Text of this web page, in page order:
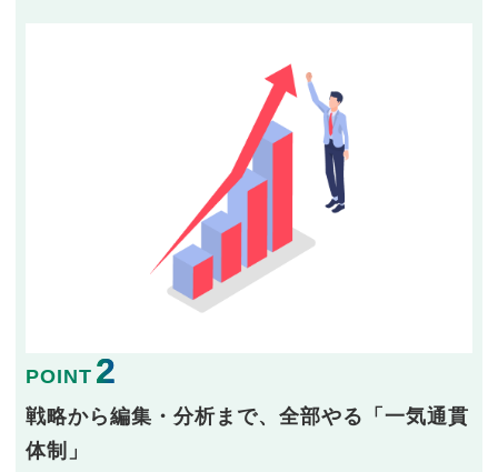
POINT 2
戦略から編集・分析まで、全部やる「一気通貫
体制」